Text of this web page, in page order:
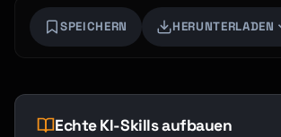
SPEICHERN HERUNTERLADEN
Echte KI-Skills aufbauen